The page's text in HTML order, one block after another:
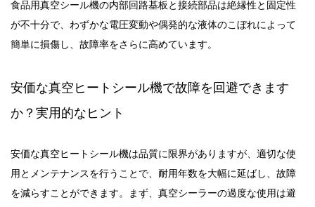
食品用真空シール機の内部回路基板と接続部品は絶縁性と固定性
が不十分で、わずかな電圧変動や偶発的な液体のこぼれによって
簡単に損傷し、故障率をさらに高めています。
安価な真空ヒートシール機で故障を回避できます
か ？ 実用的なヒント
安価な真空ヒートシール機は品質に限界がありますが、適切な使
用とメンテナンスを行うことで、 耐用年数を大幅に延ばし、故障
を減らすことができます。まず、真空シーラーの過度な使用は避